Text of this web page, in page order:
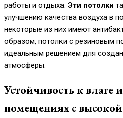
работы и отдыха. Эти потолки
улучшению качества воздуха в
некоторые из них имеют
образом, потолки с резиновым
идеальным решением для
атмосферы.
Устойчивость к влаге
помещениях с